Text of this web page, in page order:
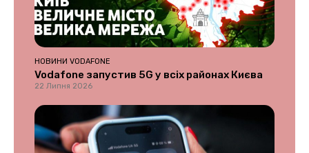
НОВИНИ VODAFONE
Vodafone запустив 5G у всіх районах Києва
22 Липня 2026